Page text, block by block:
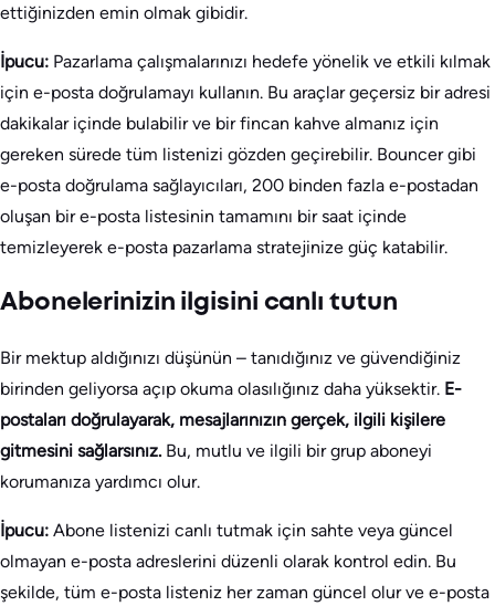
ettiğinizden emin olmak gibidir.
İpucu: Pazarlama çalışmalarınızı hedefe yönelik ve etkili kılmak
için e-posta doğrulamayı kullanın. Bu araçlar geçersiz bir adresi
dakikalar içinde bulabilir ve bir fincan kahve almanız için
gereken sürede tüm listenizi gözden geçirebilir. Bouncer gibi
e-posta doğrulama sağlayıcıları, 200 binden fazla e-postadan
oluşan bir e-posta listesinin tamamını bir saat içinde
temizleyerek e-posta pazarlama stratejinize güç katabilir.
Abonelerinizin ilgisini canlı tutun
Bir mektup aldığınızı düşünün – tanıdığınız ve güvendiğiniz
birinden geliyorsa açıp okuma olasılığınız daha yüksektir. E-
postaları doğrulayarak, mesajlarınızın gerçek, ilgili kişilere
gitmesini sağlarsınız. Bu, mutlu ve ilgili bir grup aboneyi
korumanıza yardımcı olur.
İpucu: Abone listenizi canlı tutmak için sahte veya güncel
olmayan e-posta adreslerini düzenli olarak kontrol edin. Bu
şekilde, tüm e-posta listeniz her zaman güncel olur ve e-posta